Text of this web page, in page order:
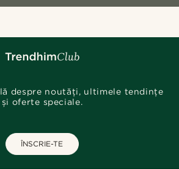
despre noutăți, ultimele tendințe
și oferte speciale.
ÎNSCRIE-TE